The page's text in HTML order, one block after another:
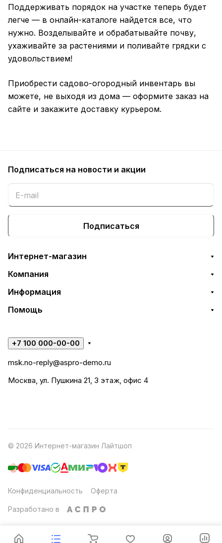
Поддерживать порядок на участке теперь будет
легче — в онлайн-каталоге найдется все, что
нужно. Возделывайте и обрабатывайте почву,
ухаживайте за растениями и поливайте грядки с
удовольствием!
Приобрести садово-огородный инвентарь вы
можете, не выходя из дома — оформите заказ на
сайте и закажите доставку курьером.
Подписаться на новости и акции
Подписаться
Интернет-магазин
Компания
Информация
Помощь
+7 100 000-00-00
msk.no-reply@aspro-demo.ru
Москва, ул. Пушкина 21, 3 этаж, офис 4
© 2026 Интернет-магазин Лайтшоп
Конфиденциальность Оферта
Разработано в